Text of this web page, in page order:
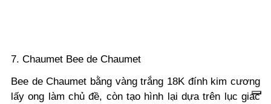
7. Chaumet Bee de Chaumet
Bee de Chaumet bằng vàng trắng 18K đính kim cương
lấy ong làm chủ đề, còn tạo hình lại dựa trên lục giác